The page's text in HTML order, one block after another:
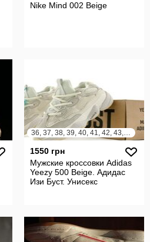
Nike Mind 002 Beige
36, 37, 38, 39, 40, 41, 42, 43, 44, 45
1550 грн
Мужские кроссовки Adidas
Yeezy 500 Beige. Адидас
Изи Буст. Унисекс